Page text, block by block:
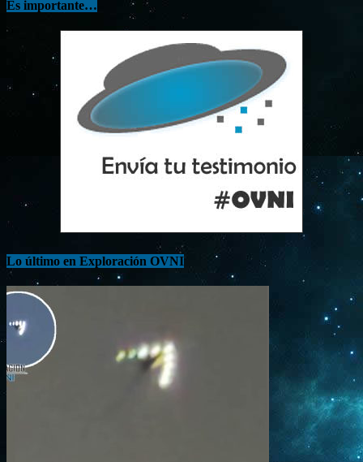
Es importante…
Lo último en Exploración OVNI